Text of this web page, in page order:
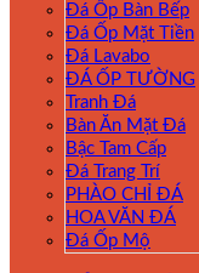
Đá Ốp Bàn Bếp
Đá Ốp Mặt Tiền
Đá Lavabo
ĐÁ ỐP TƯỜNG
Tranh Đá
Bàn Ăn Mặt Đá
Bậc Tam Cấp
Đá Trang Trí
PHÀO CHỈ ĐÁ
HOA VĂN ĐÁ
Đá Ốp Mộ